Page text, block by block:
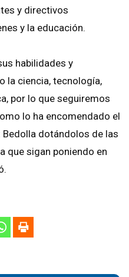
y directivos
y la educación.
habilidades y
la ciencia, tecnología,
por lo que seguiremos
lo ha encomendado el
dotándolos de las
que sigan poniendo en